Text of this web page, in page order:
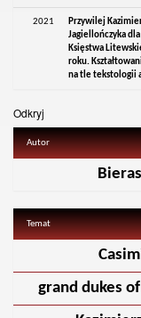
2021
Przywilej
Jagiellończyka
Księstwa
roku.
na tle tekstologii
Odkryj
Autor
Temat
grand dukes